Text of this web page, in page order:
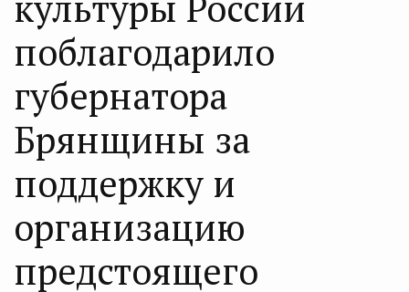
поблагодарило
губернатора
Брянщины за
поддержку и
организацию
предстоящего